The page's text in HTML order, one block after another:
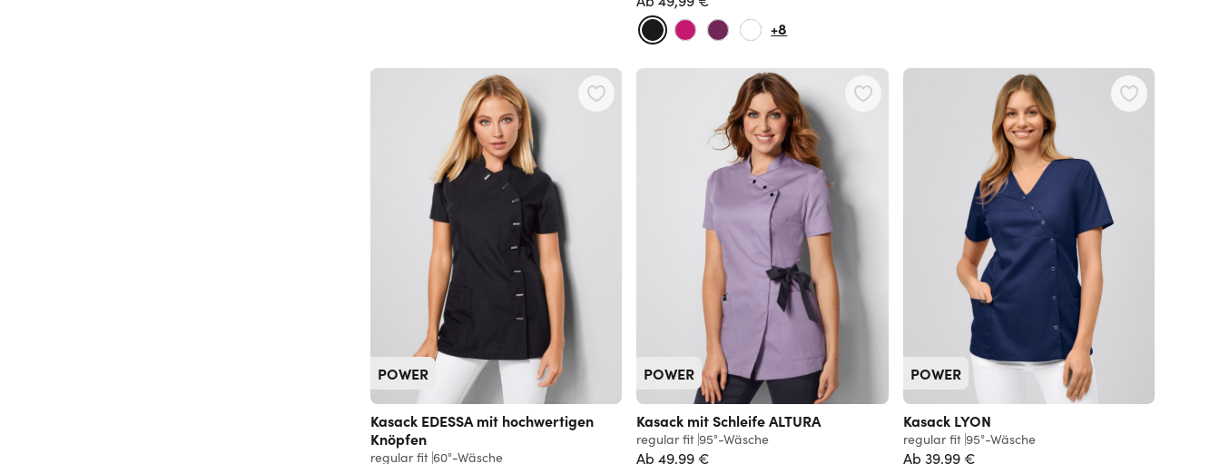
+8
POWER
Kasack EDESSA mit hochwertigen
Knöpfen
regular fit 60°-Wäsche
POWER
Kasack mit Schleife ALTURA
regular fit 95°-Wäsche
Ab 49,99 €
POWER
Kasack LYON
regular fit 95°-Wäsche
Ab 39,99 €